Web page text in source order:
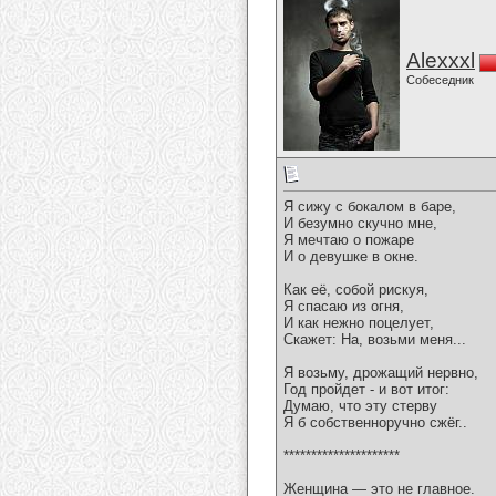
Alexxxl
Собеседник
Я сижу с бокалом в баре,
И безумно скучно мне,
Я мечтаю о пожаре
И о девушке в окне.
Как её, собой рискуя,
Я спасаю из огня,
И как нежно поцелует,
Скажет: На, возьми меня...
Я возьму, дрожащий нервно,
Год пройдет - и вот итог:
Думаю, что эту стерву
Я б собственноручно сжёг..
*********************
Женщина — это не главное.